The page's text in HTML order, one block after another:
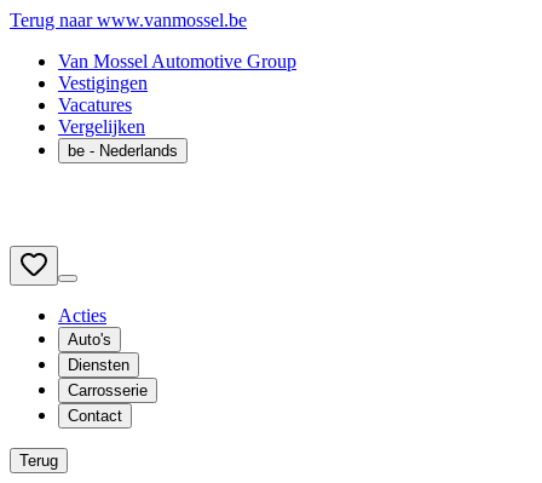
Terug naar www.vanmossel.be
Van Mossel Automotive Group
Vestigingen
Vacatures
Vergelijken
be - Nederlands
Acties
Auto's
Diensten
Carrosserie
Contact
Terug